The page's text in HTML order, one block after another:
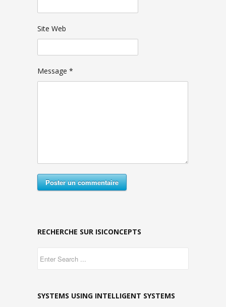
Site Web
Message *
Poster un commentaire
RECHERCHE SUR ISICONCEPTS
SYSTEMS USING INTELLIGENT SYSTEMS